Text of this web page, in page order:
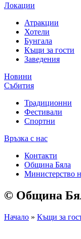
Локации
Атракции
Хотели
Бунгала
Къщи за гости
Заведения
Новини
Събития
Традиционни
Фестивали
Спортни
Връзка с нас
Контакти
Община Бяла
Министерство
© Община
Начало » Къщи за